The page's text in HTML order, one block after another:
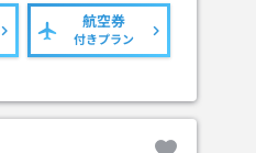
航空券
付きプラン